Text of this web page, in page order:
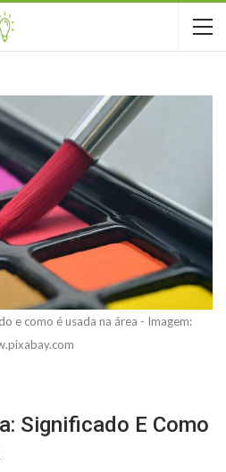
e como é usada na área - Imagem:
Significado E Como